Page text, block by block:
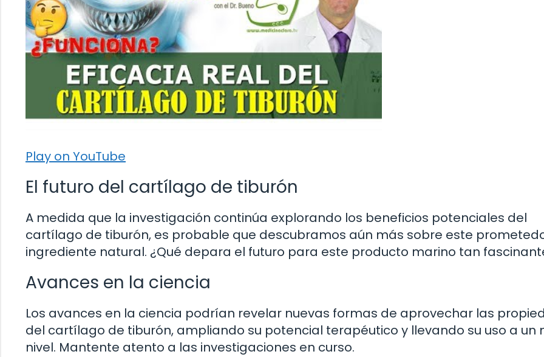
Play on YouTube
El futuro del cartílago de tiburón
A medida que la investigación continúa explorando los beneficios potenciales del
cartílago de tiburón, es probable que descubramos aún más sobre este
ingrediente natural. ¿Qué depara el futuro para este producto marino tan
Avances en la ciencia
Los avances en la ciencia podrían revelar nuevas formas de aprovechar las
del cartílago de tiburón, ampliando su potencial terapéutico y llevando su uso a un
nivel. Mantente atento a las investigaciones en curso.